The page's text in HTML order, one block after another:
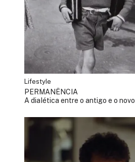
Lifestyle
PERMANÊNCIA
A dialética entre o antigo e o novo